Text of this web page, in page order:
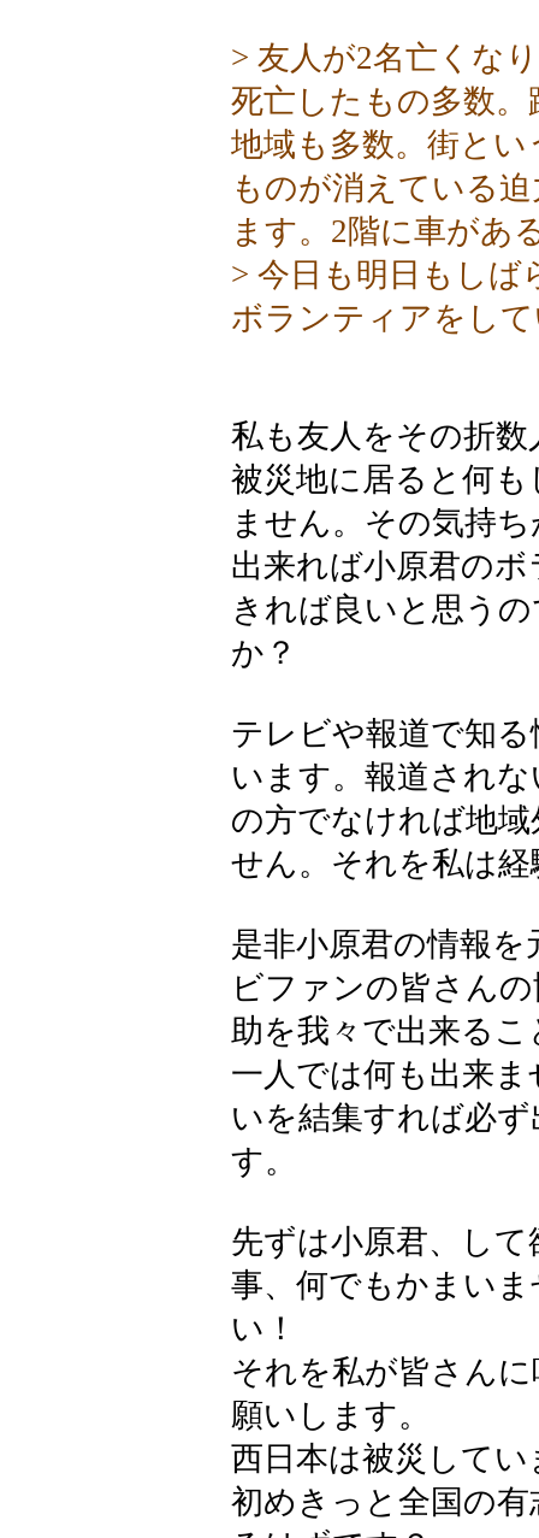
> 友人が2名亡くな
死亡したもの多数
地域も多数。街と
ものが消えている
ます。2階に車があ
> 今日も明日もし
ボランティアをし
私も友人をその折
被災地に居ると何
ません。その気持
出来れば小原君の
きれば良いと思う
か？
テレビや報道で知
います。報道され
の方でなければ地
せん。それを私は
是非小原君の情報
ビファンの皆さん
助を我々で出来る
一人では何も出来
いを結集すれば必
す。
先ずは小原君、し
事、何でもかまい
い！
それを私が皆さん
願いします。
西日本は被災して
初めきっと全国の